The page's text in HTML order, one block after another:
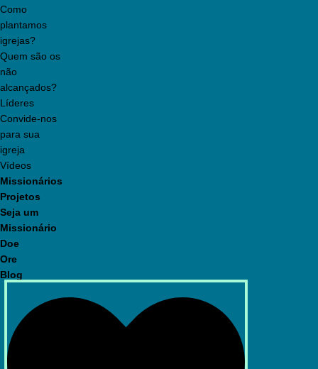
Como
plantamos
igrejas?
Quem são os
não
alcançados?
Líderes
Convide-nos
para sua
igreja
Vídeos
Missionários
Projetos
Seja um
Missionário
Doe
Ore
Blog